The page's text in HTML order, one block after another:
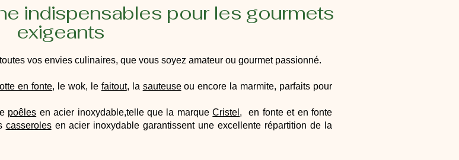
indispensables pour les gourmets
exigeants
vos envies culinaires, que vous soyez amateur ou gourmet passionné.
en fonte, le wok, le faitout, la sauteuseou encore la marmite, parfaits pour
poêles en acier inoxydable,telle que la marqueCristel , en fonte et en fonte
casserolesen acier inoxydable garantissent une excellente répartition de la